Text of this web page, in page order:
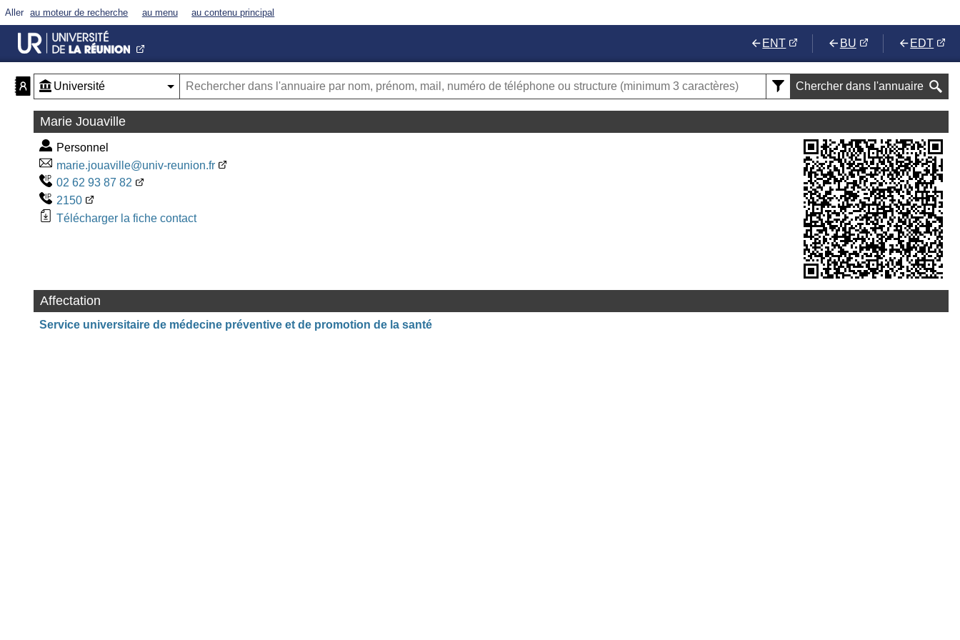
Aller au moteur de recherche au menu au contenu principal
ENT BU EDT
Chercher dans l'annuaire
Marie Jouaville
Personnel
marie.jouaville@univ-reunion.fr
02 62 93 87 82
2150
Télécharger la fiche contact
Affectation
Service universitaire de médecine préventive et de promotion de la santé